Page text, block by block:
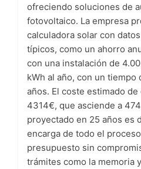
ofreciendo soluciones de
fotovoltaico. La empresa
calculadora solar con
típicos, como un ahorro
con una instalación de
kWh al año, con un
años. El coste estimado
4314€, que asciende a
proyectado en 25 años es
encarga de todo el
presupuesto sin
trámites como la memoria